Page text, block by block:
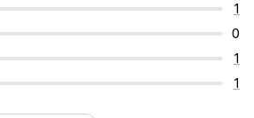
1
0
1
1